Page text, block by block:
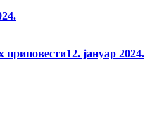
приповести12. јануар 2024.